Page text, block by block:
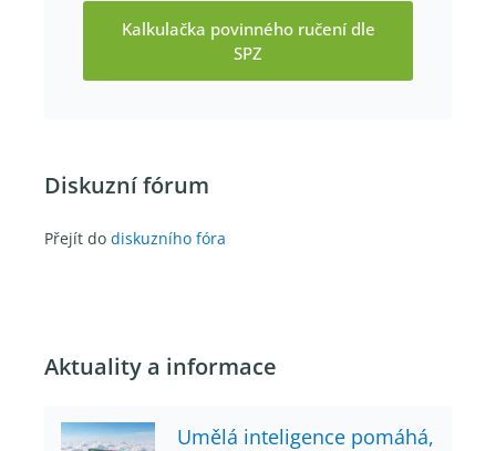
Kalkulačka povinného ručení dle
SPZ
Diskuzní fórum
Přejít do diskuzního fóra
Aktuality a informace
Umělá inteligence pomáhá,